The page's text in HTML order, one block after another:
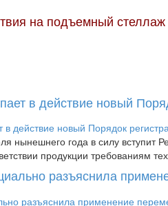
на подъемный стеллаж
в действие новый
нынешнего года в силу вступит
продукции требованиям
разъяснила